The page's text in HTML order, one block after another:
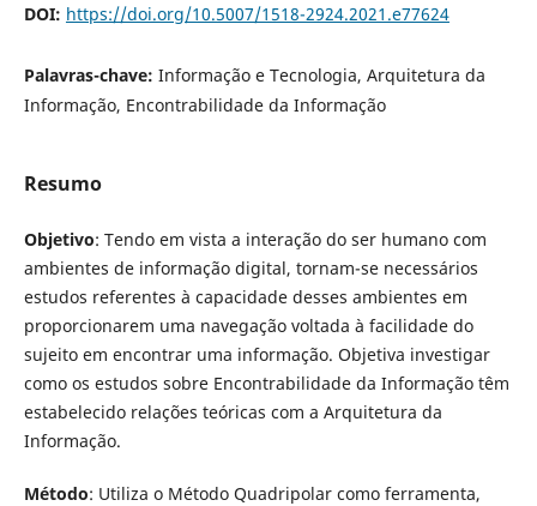
DOI: https://doi.org/10.5007/1518-2924.2021.e77624
Palavras-chave: Informação e Tecnologia, Arquitetura da
Informação, Encontrabilidade da Informação
Resumo
Objetivo: Tendo em vista a interação do ser humano com
ambientes de informação digital, tornam-se necessários
estudos referentes à capacidade desses ambientes em
proporcionarem uma navegação voltada à facilidade do
sujeito em encontrar uma informação. Objetiva investigar
como os estudos sobre Encontrabilidade da Informação têm
estabelecido relações teóricas com a Arquitetura da
Informação.
Método: Utiliza o Método Quadripolar como ferramenta,